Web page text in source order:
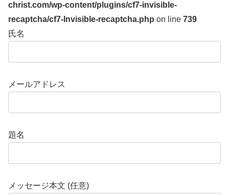
christ.com/wp-content/plugins/cf7-invisible-
recaptcha/cf7-Invisible-recaptcha.php on line 739
氏名
メールアドレス
題名
メッセージ本文 (任意)